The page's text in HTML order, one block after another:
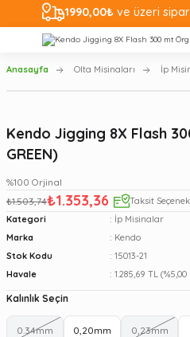
1990,00₺ ve üzeri
Anasayfa Olta Misinaları İp
Kendo Jigging 8X Flash
GREEN)
%100 Orjinal
₺1.503,74₺1.353,36
Taksit
Kategori
İp Misinalar
Marka
Kendo
Stok Kodu
15013-21
Havale
1.285,69 TL
Kalınlık Seçin
0.34mm 0,20mm 0,23mm